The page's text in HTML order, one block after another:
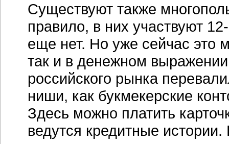
Существуют также
правило, в них участвуют
еще нет. Но уже сейчас это
так и в денежном
российского рынка
ниши, как букмекерские
Здесь можно платить
ведутся кредитные